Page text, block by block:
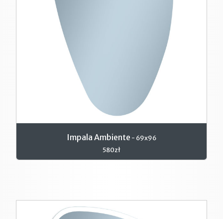
Impala Ambiente - 69x96
580zł